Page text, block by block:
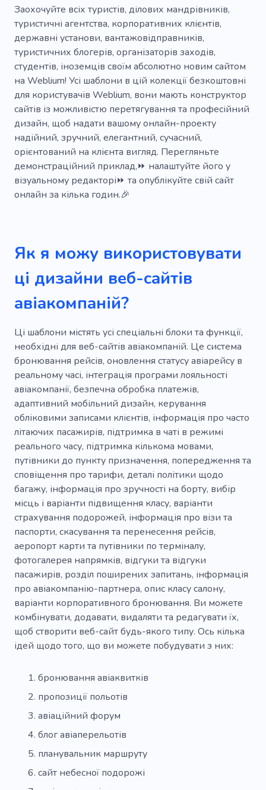
Верхова їзда
Надійність
Оренда автомобіля
Політ
Пальне
Безпечне водіння
Водій таксі
Служба таксі
Таксі Двигун
Тур
Кенія
Африка Подорож
Природа
Все включено
Туризм
Дозвілля
Діяльність
Країна
Географія
Парапланеризм
Індичка
Повітряна куля
Пляжі
Передача
Подорож з нянею
Моряк
Море
Туроператор
Подорож
Стюардеса
Стюардеса
Спосіб життя
Європа Готель
Свято
Ночівля
Заохочуйте всіх туристів, ділових мандрівників,
туристичні агентства, корпоративних клієнтів,
державні установи, вантажовідправників,
туристичних блогерів, організаторів заходів,
студентів, іноземців своїм абсолютно новим сайтом
на Weblium! Усі шаблони в цій колекції безкоштовні
для користувачів Weblium, вони мають конструктор
сайтів із можливістю перетягування та професійний
дизайн, щоб надати вашому онлайн-проекту
надійний, зручний, елегантний, сучасний,
орієнтований на клієнта вигляд. Перегляньте
демонстраційний приклад,⏩ налаштуйте його у
візуальному редакторі⏩ та опублікуйте свій сайт
онлайн за кілька годин.🎉
Як я можу використовувати
ці дизайни веб-сайтів
авіакомпаній?
Ці шаблони містять усі спеціальні блоки та функції,
необхідні для веб-сайтів авіакомпаній. Це система
бронювання рейсів, оновлення статусу авіарейсу в
реальному часі, інтеграція програми лояльності
авіакомпанії, безпечна обробка платежів,
адаптивний мобільний дизайн, керування
обліковими записами клієнтів, інформація про часто
літаючих пасажирів, підтримка в чаті в режимі
реального часу, підтримка кількома мовами,
путівники до пункту призначення, попередження та
сповіщення про тарифи, деталі політики щодо
багажу, інформація про зручності на борту, вибір
місць і варіанти підвищення класу, варіанти
страхування подорожей, інформація про візи та
паспорти, скасування та перенесення рейсів,
аеропорт карти та путівники по терміналу,
фотогалерея напрямків, відгуки та відгуки
пасажирів, розділ поширених запитань, інформація
про авіакомпанію-партнера, опис класу салону,
варіанти корпоративного бронювання. Ви можете
комбінувати, додавати, видаляти та редагувати їх,
щоб створити веб-сайт будь-якого типу. Ось кілька
ідей щодо того, що ви можете побудувати з них:
бронювання авіаквитків
пропозиції польотів
авіаційний форум
блог авіаперельотів
планувальник маршруту
сайт небесної подорожі